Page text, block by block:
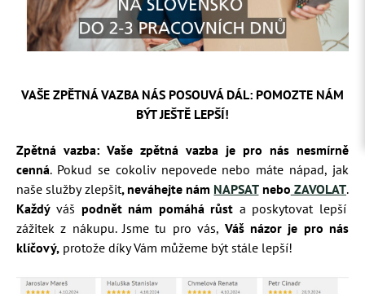
VAŠE ZPĚTNÁ VAZBA NÁS POSOUVÁ DÁL: POMOZTE NÁM
BÝT JEŠTĚ LEPŠÍ!
Zpětná vazba: Vaše zpětná vazba je pro nás nesmírně
cenná. Pokud se cokoliv nepovede nebo máte nápad, jak
naše služby zlepšit, neváhejte nám NAPSATnebo ZAVOLAT.
Každý váš podnět nám pomáhá růst a poskytovat lepší
zážitek z nákupu. Jsme tu pro vás, Váš názor je pro nás
klíčový, protože díky Vám můžeme být stále lepší!